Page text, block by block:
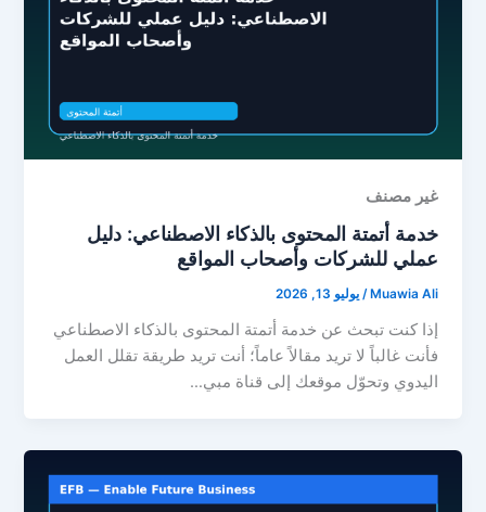
غير مصنف
خدمة أتمتة المحتوى بالذكاء الاصطناعي: دليل
عملي للشركات وأصحاب المواقع
Muawia Ali
/يوليو 13, 2026
إذا كنت تبحث عن خدمة أتمتة المحتوى بالذكاء الاصطناعي
فأنت غالباً لا تريد مقالاً عاماً؛ أنت تريد طريقة تقلل العمل
اليدوي وتحوّل موقعك إلى قناة مبي…